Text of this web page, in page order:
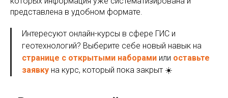
представлена в удобном формате.
Интересуют онлайн-курсы в сфере ГИС и
геотехнологий? Выберите себе новый навык на
странице с открытыми наборами или оставьте
заявку на курс, который пока закрыт ☀️